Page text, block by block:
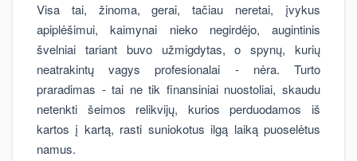
Visa tai, žinoma, gerai, tačiau neretai, įvykus
apiplėšimui, kaimynai nieko negirdėjo, augintinis
švelniai tariant buvo užmigdytas, o spynų, kurių
neatrakintų vagys profesionalai - nėra. Turto
praradimas - tai ne tik finansiniai nuostoliai, skaudu
netenkti šeimos relikvijų, kurios perduodamos iš
kartos į kartą, rasti suniokotus ilgą laiką puoselėtus
namus.